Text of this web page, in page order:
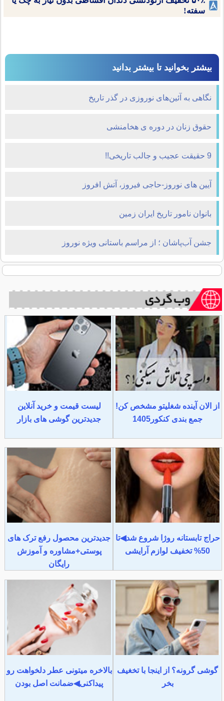
سفته!
بیشتر بخوانید تا بیشتر بدانید
نگاهی به آئین‌های نوروزی در گذر تاریخ
حقوق زنان در دوره ی هخامنشی
9 حقیقت عجیب و جالب تاریخی!!
آیین های نوروز-حاجی فیروز، آتش افروز
بانوان نامور تاریخ ایران زمین
جشن آب‌پاشان ؛ از مراسم باستانی ویژه نوروز
از الان آینده شغلیتو مشخص کن!
جمع بندی کنکور1405
لیست قیمت و خرید آنلاین
جدیدترین گوشی های بازار
حراج تابستانه روژا شروع شد◀تا
50% تخفیف لوازم آرایشی
جدیدترین محصول رفع ترک های
پوستی+مشاوره و آموزش
رایگان
گوشی گرونه؟ از اینجا با تخغیف
بخر
بالاخره میتونی عطر دلخواهت رو
پیداکنی◀ضمانت اصل بودن